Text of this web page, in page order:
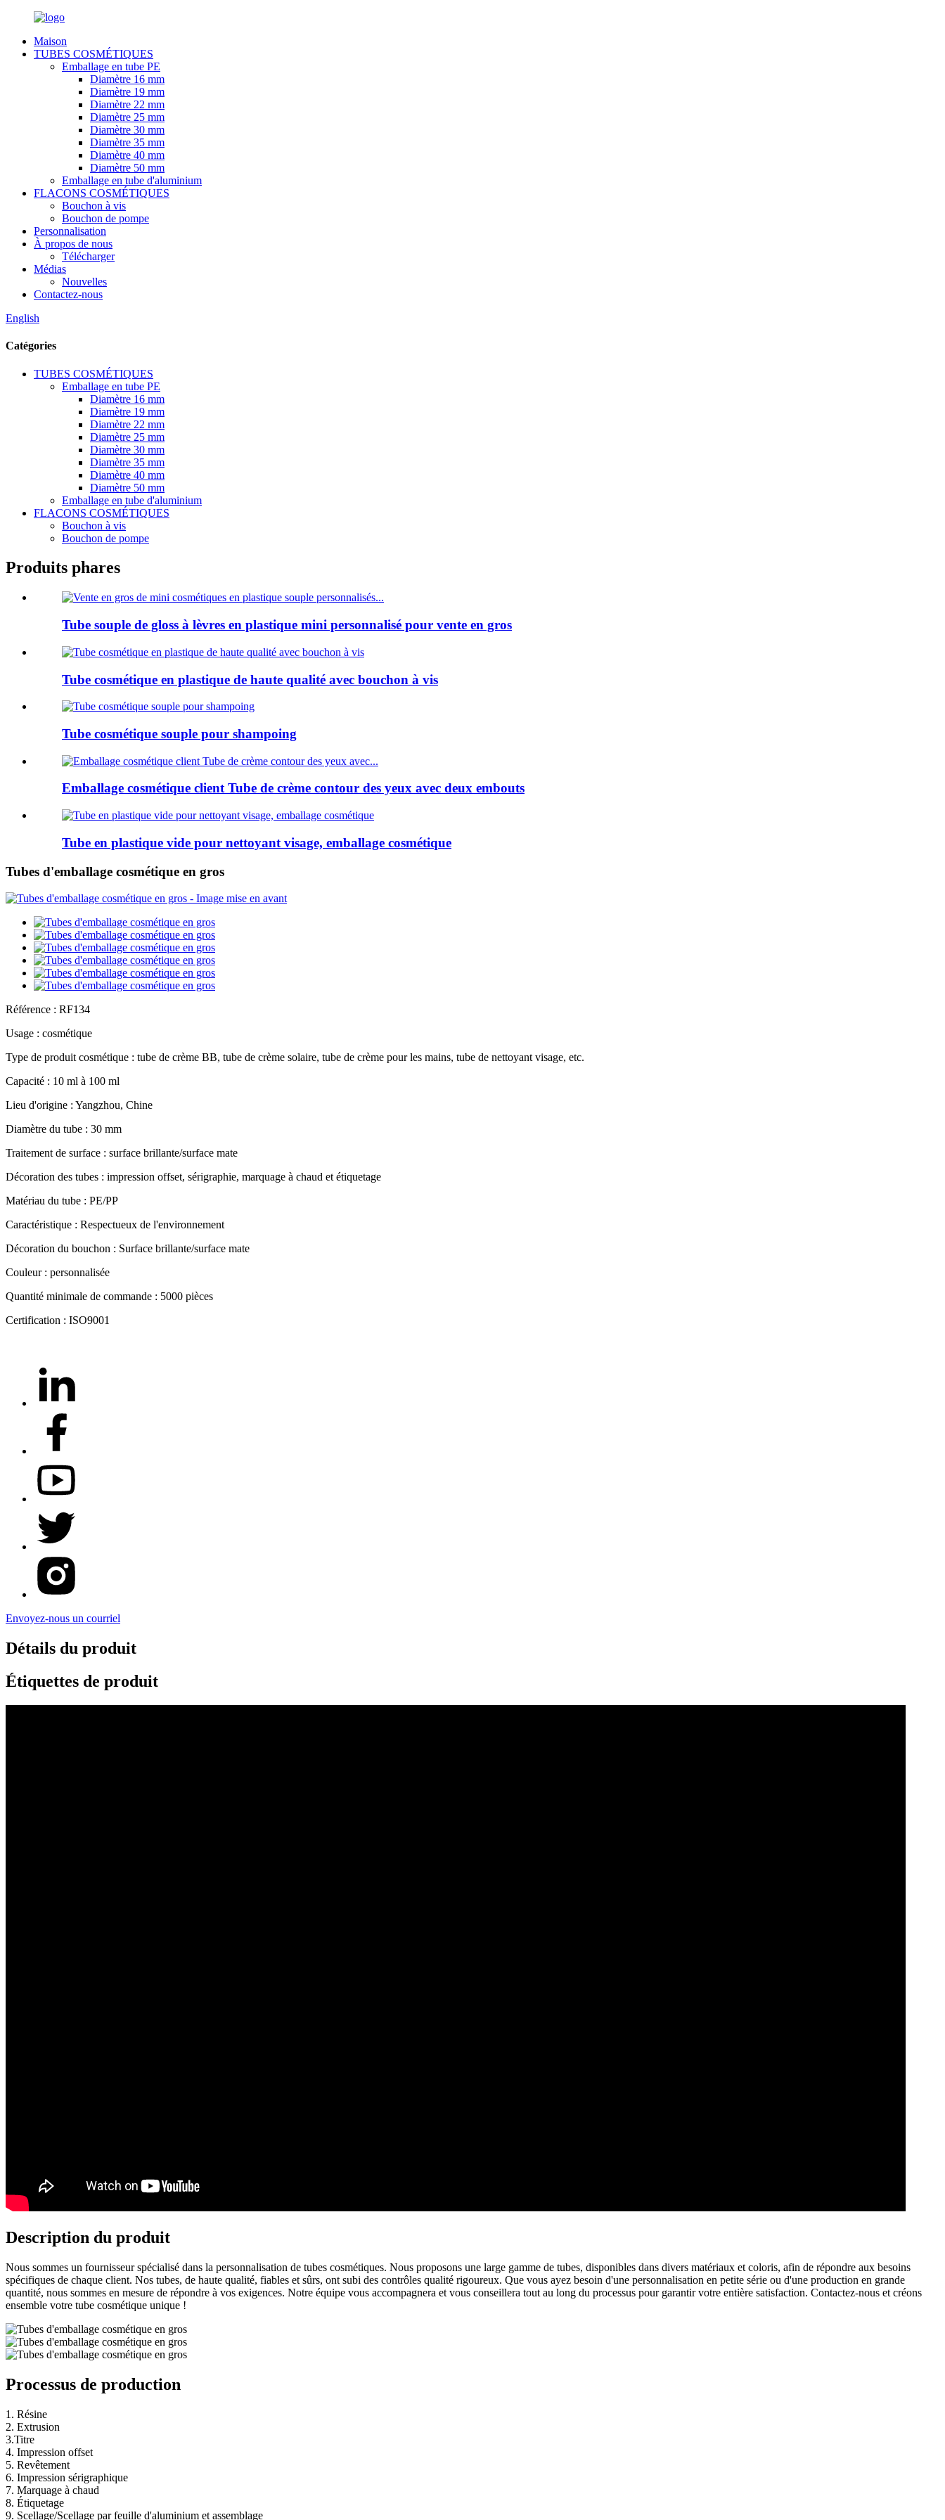
Maison
TUBES COSMÉTIQUES
Emballage en tube PE
Diamètre 16 mm
Diamètre 19 mm
Diamètre 22 mm
Diamètre 25 mm
Diamètre 30 mm
Diamètre 35 mm
Diamètre 40 mm
Diamètre 50 mm
Emballage en tube d'aluminium
FLACONS COSMÉTIQUES
Bouchon à vis
Bouchon de pompe
Personnalisation
À propos de nous
Télécharger
Médias
Nouvelles
Contactez-nous
English
Catégories
TUBES COSMÉTIQUES
Emballage en tube PE
Diamètre 16 mm
Diamètre 19 mm
Diamètre 22 mm
Diamètre 25 mm
Diamètre 30 mm
Diamètre 35 mm
Diamètre 40 mm
Diamètre 50 mm
Emballage en tube d'aluminium
FLACONS COSMÉTIQUES
Bouchon à vis
Bouchon de pompe
Produits phares
Tube souple de gloss à lèvres en plastique mini personnalisé pour vente en gros
Tube cosmétique en plastique de haute qualité avec bouchon à vis
Tube cosmétique souple pour shampoing
Emballage cosmétique client Tube de crème contour des yeux avec deux embouts
Tube en plastique vide pour nettoyant visage, emballage cosmétique
Tubes d'emballage cosmétique en gros
Référence : RF134
Usage : cosmétique
Type de produit cosmétique : tube de crème BB, tube de crème solaire, tube de crème pour les mains, tube de nettoyant visage, etc.
Capacité : 10 ml à 100 ml
Lieu d'origine : Yangzhou, Chine
Diamètre du tube : 30 mm
Traitement de surface : surface brillante/surface mate
Décoration des tubes : impression offset, sérigraphie, marquage à chaud et étiquetage
Matériau du tube : PE/PP
Caractéristique : Respectueux de l'environnement
Décoration du bouchon : Surface brillante/surface mate
Couleur : personnalisée
Quantité minimale de commande : 5000 pièces
Certification : ISO9001
Envoyez-nous un courriel
Détails du produit
Étiquettes de produit
Description du produit
Nous sommes un fournisseur spécialisé dans la personnalisation de tubes cosmétiques. Nous proposons une large gamme de tubes, disponibles dans divers matériaux et coloris, afin de répondre aux besoins
spécifiques de chaque client. Nos tubes, de haute qualité, fiables et sûrs, ont subi des contrôles qualité rigoureux. Que vous ayez besoin d'une personnalisation en petite série ou d'une production en grande
quantité, nous sommes en mesure de répondre à vos exigences. Notre équipe vous accompagnera et vous conseillera tout au long du processus pour garantir votre entière satisfaction. Contactez-nous et créons
ensemble votre tube cosmétique unique !
Processus de production
1. Résine
2. Extrusion
3.Titre
4. Impression offset
5. Revêtement
6. Impression sérigraphique
7. Marquage à chaud
8. Étiquetage
9. Scellage/Scellage par feuille d'aluminium et assemblage